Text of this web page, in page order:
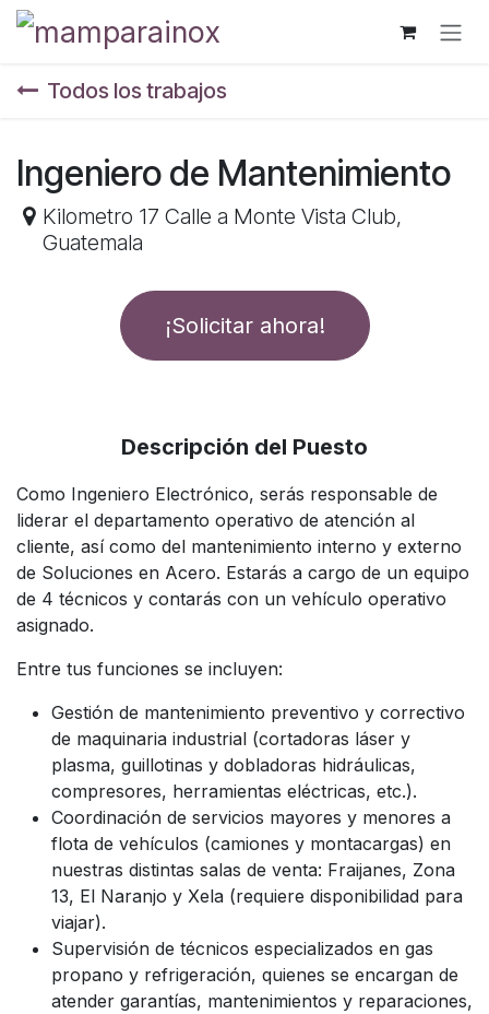
Ir al contenido
Todos los trabajos
Ingeniero de Mantenimiento
Kilometro 17 Calle a Monte Vista Club,
Guatemala
¡Solicitar ahora!
Descripción del Puesto
Como Ingeniero Electrónico, serás responsable de
liderar el departamento operativo de atención al
cliente, así como del mantenimiento interno y externo
de Soluciones en Acero. Estarás a cargo de un equipo
de 4 técnicos y contarás con un vehículo operativo
asignado.
Entre tus funciones se incluyen:
Gestión de mantenimiento preventivo y correctivo
de maquinaria industrial (cortadoras láser y
plasma, guillotinas y dobladoras hidráulicas,
compresores, herramientas eléctricas, etc.).
Coordinación de servicios mayores y menores a
flota de vehículos (camiones y montacargas) en
nuestras distintas salas de venta: Fraijanes, Zona
13, El Naranjo y Xela (requiere disponibilidad para
viajar).
Supervisión de técnicos especializados en gas
propano y refrigeración, quienes se encargan de
atender garantías, mantenimientos y reparaciones,